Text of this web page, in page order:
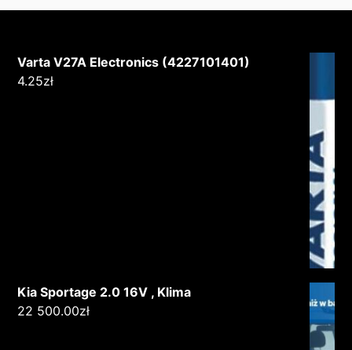
Varta V27A Electronics (4227101401)
4.25zł
Kia Sportage 2.0 16V , Klima
22 500.00zł